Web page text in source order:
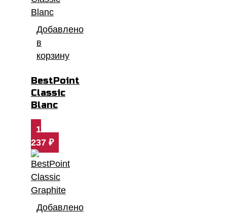
Добавлено
в
корзину
BestPoint
Classic
Blanc
1
237 ₽
Добавлено